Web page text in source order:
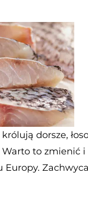
dorsze,
to zmienić
Europy.